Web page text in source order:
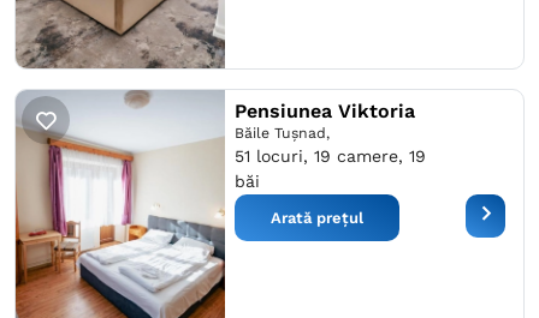
Pensiunea Viktoria
Băile Tuşnad,
51 locuri, 19 camere, 19
băi
Arată prețul